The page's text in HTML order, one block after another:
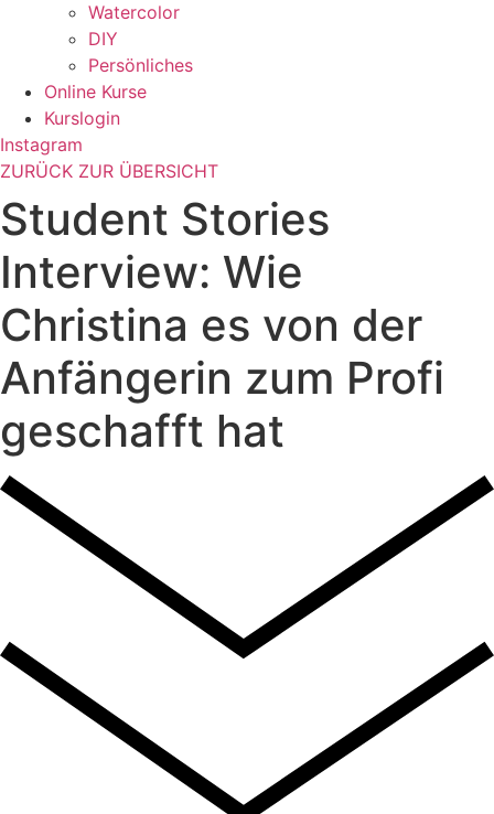
Watercolor
DIY
Persönliches
Online Kurse
Kurslogin
Instagram
ZURÜCK ZUR ÜBERSICHT
Student Stories
Interview: Wie
Christina es von der
Anfängerin zum Profi
geschafft hat